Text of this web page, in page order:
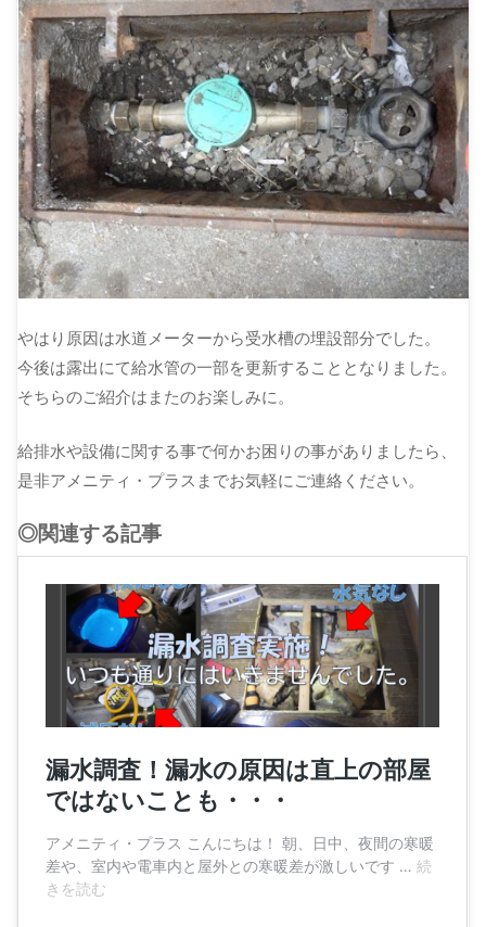
やはり原因は水道メーターから受水槽の埋設部分でした。
今後は露出にて給水管の一部を更新することとなりました。
そちらのご紹介はまたのお楽しみに。
給排水や設備に関する事で何かお困りの事がありましたら、
是非アメニティ・プラスまでお気軽にご連絡ください。
◎関連する記事